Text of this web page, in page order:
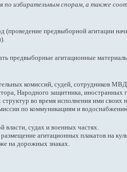
по избирательным спорам, а также
(проведение предвыборной агитации
предвыборные агитационные
комиссий, судей, сотрудников
Народного защитника, иностранных
структур во время исполнения ими
по коммуникациям и
власти, судах и военных частях.
агитационных плакатов на
на дорожных знаках.